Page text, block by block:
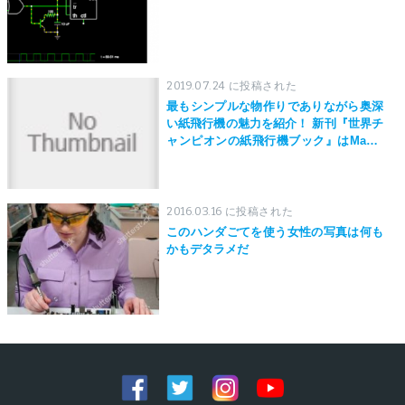
2019.07.24 に投稿された
最もシンプルな物作りでありながら奥深
い紙飛行機の魅力を紹介！ 新刊『世界チ
ャンピオンの紙飛行機ブック』はMaker
2016.03.16 に投稿された
このハンダごてを使う女性の写真は何も
かもデタラメだ